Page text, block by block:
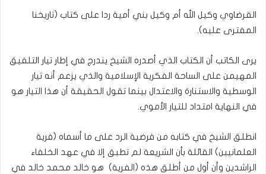
القرضاوي وكيل الله أم وكيل بني أمية ردا على كتاب (تاريخنا
المفترى عليه).
يرى الكاتب أن الكتاب الذي أصدره الشيخ يندرج في إطار تيار التلفيق
المهيمن على الساحة الفكرية الإسلامية والذي يزعم أنه تيار
الوسطية والاستنارة والاعتدال بينما تقول الحقيقة أن هذا التيار هو
في النهاية امتداد للتيار الأموي.
انطلق الشيخ في كتابه من فرضية الرد على ما أسماه (فرية
العلمانيين) القائلة بأن الشريعة لم تطبق إلا في عهد الخلفاء
الراشدين وأن أول من أطلق هذه (الفرية) هو خالد محمد خالد في